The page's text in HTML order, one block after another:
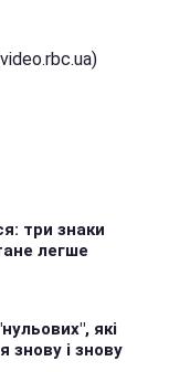
три знаки
легше
які
знову і знову